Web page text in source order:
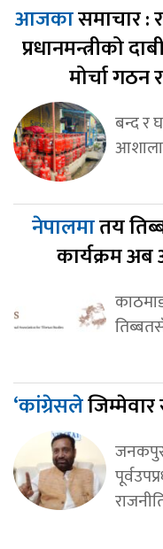
आजकासमाचार :
प्रधानमन्त्रीको
मोर्चा
बन्द र
नेपालमातय
कार्यक्रम
‘कांग्रेसलेजिम्मेवार